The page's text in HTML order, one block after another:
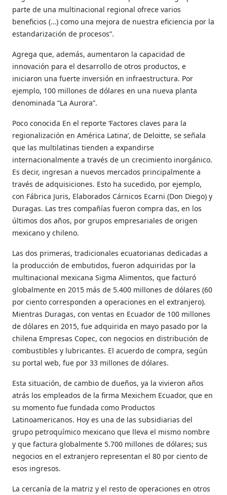
parte de una multinacional regional ofrece varios
beneficios (…) como una mejora de nuestra eficiencia por la
estandarización de procesos”.
Agrega que, además, aumentaron la capacidad de
innovación para el desarrollo de otros productos, e
iniciaron una fuerte inversión en infraestructura. Por
ejemplo, 100 millones de dólares en una nueva planta
denominada “La Aurora”.
Poco conocida En el reporte ‘Factores claves para la
regionalización en América Latina’, de Deloitte, se señala
que las multilatinas tienden a expandirse
internacionalmente a través de un crecimiento inorgánico.
Es decir, ingresan a nuevos mercados principalmente a
través de adquisiciones. Esto ha sucedido, por ejemplo,
con Fábrica Juris, Elaborados Cárnicos Ecarni (Don Diego) y
Duragas. Las tres compañías fueron compra das, en los
últimos dos años, por grupos empresariales de origen
mexicano y chileno.
Las dos primeras, tradicionales ecuatorianas dedicadas a
la producción de embutidos, fueron adquiridas por la
multinacional mexicana Sigma Alimentos, que facturó
globalmente en 2015 más de 5.400 millones de dólares (60
por ciento corresponden a operaciones en el extranjero).
Mientras Duragas, con ventas en Ecuador de 100 millones
de dólares en 2015, fue adquirida en mayo pasado por la
chilena Empresas Copec, con negocios en distribución de
combustibles y lubricantes. El acuerdo de compra, según
su portal web, fue por 33 millones de dólares.
Esta situación, de cambio de dueños, ya la vivieron años
atrás los empleados de la firma Mexichem Ecuador, que en
su momento fue fundada como Productos
Latinoamericanos. Hoy es una de las subsidiarias del
grupo petroquímico mexicano que lleva el mismo nombre
y que factura globalmente 5.700 millones de dólares; sus
negocios en el extranjero representan el 80 por ciento de
esos ingresos.
La cercanía de la matriz y el resto de operaciones en otros